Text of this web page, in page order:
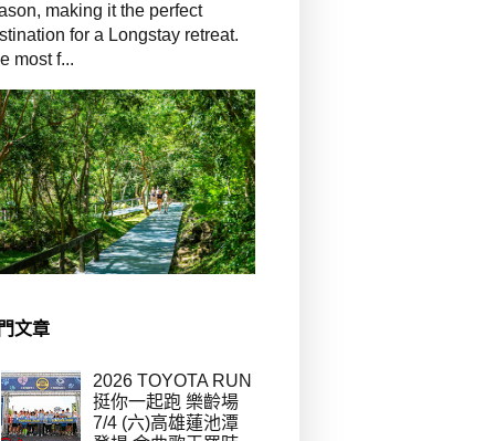
making it the perfect
for a Longstay retreat.
most f...
文章
2026 TOYOTA RUN
挺你一起跑 樂齡場
7/4 (六)高雄蓮池潭